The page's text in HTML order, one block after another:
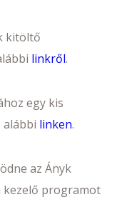
kitöltő
linkről.
egy kis
linken.
az Ányk
kezelő programot